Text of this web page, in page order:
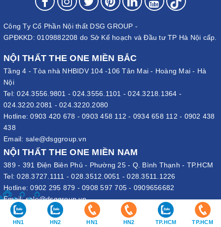
Công Ty Cổ Phần Nội thất DSG GROUP -
GPĐKKD: 0109882208 do Sở Kế hoạch và Đầu tư TP Hà Nội cấp.
NỘI THẤT THE ONE MIỀN BẮC
Tầng 4 - Tòa nhà NHBIDV 104 -106 Tân Mai - Hoàng Mai - Hà
Nội
Tel:024.3556.9801 -024.3556.1101 -024.3218.1364 -
024.3220.2081 - 024.3220.2080
Hotline:0903 420 678 - 0903 458 112 - 0934 658 112 - 0902 438
438
Email: sale@dsggroup.vn
NỘI THẤT THE ONE MIỀN NAM
389 - 391 Điện Biên Phủ - Phường 25 - Q. Bình Thạnh - TP.HCM
Tel:028.3727.1111 -028.3512.0051 -028.3511.1226
Hotline:0902 295 879 - 0908 597 705 - 0909656682
Email:sale@dsggroup.vn
VĂN PHÒNG TẬP ĐOÀN
109 Trần Hưng Đạo - P. Cửa Nam - Q. Hoàn Kiếm - Hà Nội
HN1 HN2 HN1 HN2 TP.HCM TP.HCM